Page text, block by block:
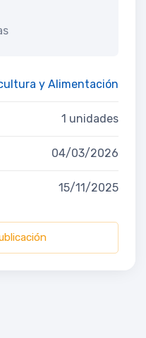
y Alimentación
1 unidades
04/03/2026
15/11/2025